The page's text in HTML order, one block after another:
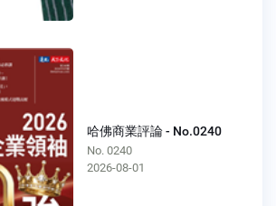
哈佛商業評論 - No.0240
No. 0240
2026-08-01